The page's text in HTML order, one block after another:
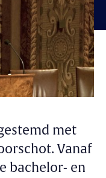
met
Vanaf
bachelor- en